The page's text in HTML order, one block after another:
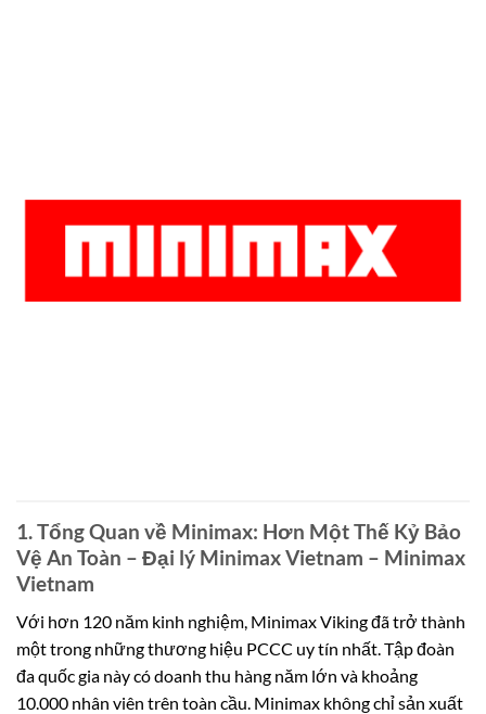
1. Tổng Quan về Minimax: Hơn Một Thế Kỷ Bảo
Vệ An Toàn – Đại lý Minimax Vietnam – Minimax
Vietnam
Với hơn 120 năm kinh nghiệm, Minimax Viking đã trở thành
một trong những thương hiệu PCCC uy tín nhất. Tập đoàn
đa quốc gia này có doanh thu hàng năm lớn và khoảng
10.000 nhân viên trên toàn cầu. Minimax không chỉ sản xuất